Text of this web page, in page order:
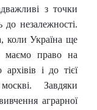
з точки
до незалежності.
коли Україна ще
маємо право на
і до тієї
Завдяки
аграрної